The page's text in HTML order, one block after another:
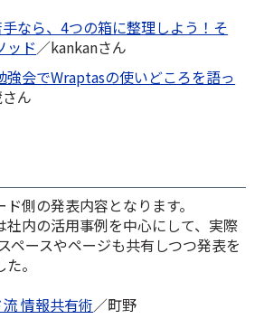
なら、4つの箱に整理しよう！そ
ッド／kankanさん
会でWraptasの使いどころを語っ
ん
側の発表内容となります。
社内の活用事例を中心にして、実際
ペースやページも共有しつつ発表を
。
情報共有術／町野